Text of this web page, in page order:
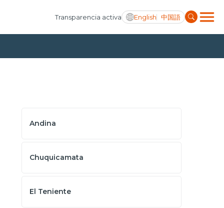
Transparencia activa English 中国語
Andina
Chuquicamata
El Teniente